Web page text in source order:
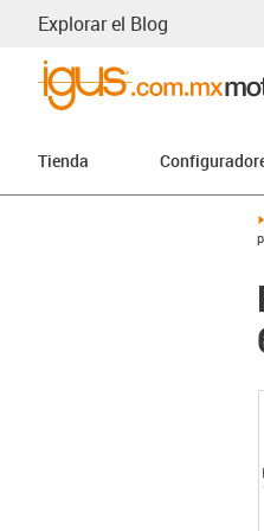
Explorar el Blog
Tienda